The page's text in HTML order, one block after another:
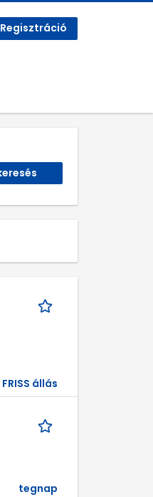
Regisztráció
FRISS állás
tegnap